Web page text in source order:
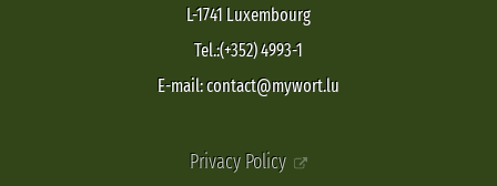
L-1741 Luxembourg
Tel.:(+352) 4993-1
E-mail: contact@mywort.lu
Privacy Policy